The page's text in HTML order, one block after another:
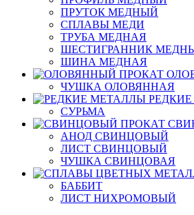
ПРУТОК МЕДНЫЙ
СПЛАВЫ МЕДИ
ТРУБА МЕДНАЯ
ШЕСТИГРАННИК
ШИНА МЕДНАЯ
ЧУШКА ОЛОВЯННАЯ
СУРЬМА
АНОД СВИНЦОВЫЙ
ЛИСТ СВИНЦОВЫЙ
ЧУШКА СВИНЦОВАЯ
БАББИТ
ЛИСТ НИХРОМОВЫЙ